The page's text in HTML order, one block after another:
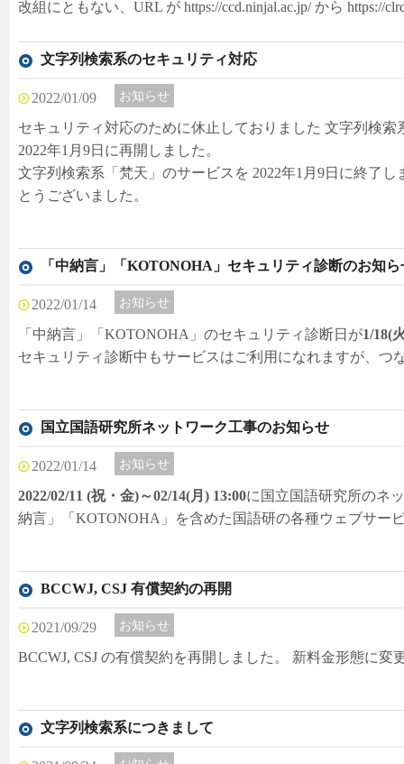
改組にともない、URL が https://ccd.ninjal.ac.jp/ から https://
文字列検索系のセキュリティ対応
2022/01/09 お知らせ
セキュリティ対応のために休止しておりました 文字列検索
2022年1月9日に再開しました。
文字列検索系「梵天」のサービスを 2022年1月9日に終了
とうございました。
「中納言」「KOTONOHA」セキュリティ診断のお知ら
2022/01/14 お知らせ
「中納言」「KOTONOHA」のセキュリティ診断日が1/18(
セキュリティ診断中もサービスはご利用になれますが、つ
国立国語研究所ネットワーク工事のお知らせ
2022/01/14 お知らせ
2022/02/11 (祝・金)～02/14(月) 13:00に国立国語研究所のネ
納言」「KOTONOHA」を含めた国語研の各種ウェブサー
BCCWJ, CSJ 有償契約の再開
2021/09/29 お知らせ
BCCWJ, CSJ の有償契約を再開しました。 新料金形態に変
文字列検索系につきまして